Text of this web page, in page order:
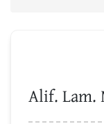
Alif. Lam.